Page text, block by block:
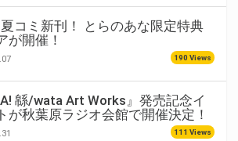
コミ新刊！ とらのあな限定特典
が開催！
190 Views
緜/wata Art Works』発売記念イ
が秋葉原ラジオ会館で開催決定！
111 Views